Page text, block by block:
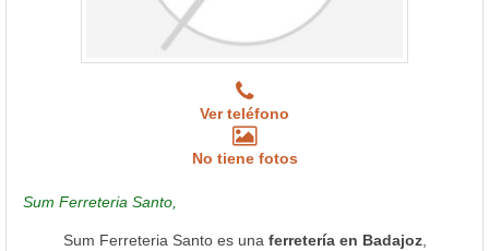
Ver teléfono
No tiene fotos
Sum Ferreteria Santo,
Sum Ferreteria Santo es una ferretería en Badajoz,